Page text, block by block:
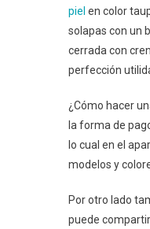
piel en color
solapas con un
cerrada con
perfección
¿Cómo hacer
la forma de
lo cual en el
modelos y
Por otro lado
puede